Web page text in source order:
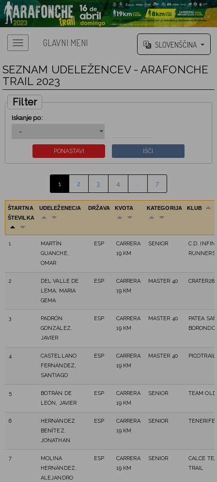
GLAVNI MENI SLOVENŠČINA
SEZNAM UDELEŽENCEV - ARAFONCHE
TRAIL 2023
Filter
Iskanje po:
1 2 3 4 7
ŠTARTNA
ŠTEVILKA
UDELEŽENEC/A DRŽAVA KVOTA KATEGORIJA KLUB
1
MARTÍN
GUANCHE,
OMAR
ESP
CARRERA
19 KM
SENIOR
C.D.
RUNNERS
2
DEL VALLE DE
LEMA, MARIA
GEMA
ESP
CARRERA
19 KM
MASTER 40
3
PADRÓN
GONZÁLEZ,
JAVIER
ESP
CARRERA
19 KM
MASTER 40
PATEA SAN
4
CASTELLANO
FERNÁNDEZ,
SANTIAGO
ESP
CARRERA
19 KM
MASTER 40 PICOTRAIL
5
BOTRÁN DE
LEÓN, JAVIER
ESP
CARRERA
19 KM
SENIOR TEAM
6
HERNÁNDEZ
BENÍTEZ,
JONATHAN
ESP
CARRERA
19 KM
SENIOR TENERIFE
7
MOLINA
HERNÁNDEZ,
ALEJANDRO
ESP
CARRERA
19 KM
SENIOR
CALCE
TRAIL